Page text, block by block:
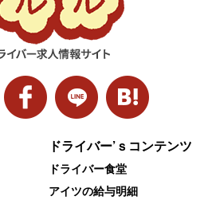
ドライバー’ｓコンテンツ
ドライバー食堂
アイツの給与明細